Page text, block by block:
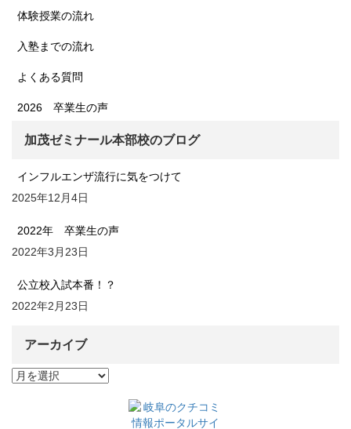
体験授業の流れ
入塾までの流れ
よくある質問
2026 卒業生の声
加茂ゼミナール本部校のブログ
インフルエンザ流行に気をつけて
2025年12月4日
2022年 卒業生の声
2022年3月23日
公立校入試本番！？
2022年2月23日
アーカイブ
ア